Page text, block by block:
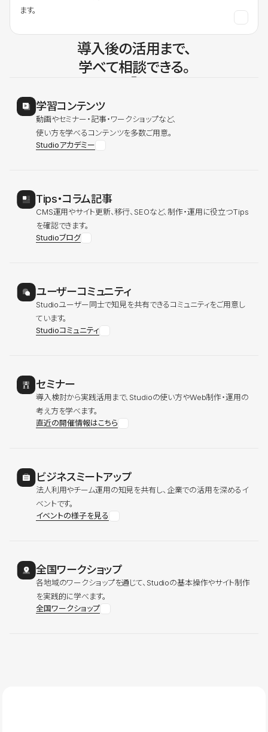
ます。
導入後の活用まで、
学べて相談できる。
学習コンテンツ
動画やセミナー・記事・ワークショップなど、
使い方を学べるコンテンツを多数ご用意。
Studioアカデミー
Tips・コラム記事
CMS運用やサイト更新、移行、SEOなど、制作・運用に役立つTips
を確認できます。
Studioブログ
ユーザーコミュニティ
Studioユーザー同士で知見を共有できるコミュニティをご用意し
ています。
Studioコミュニティ
セミナー
導入検討から実践活用まで、Studioの使い方やWeb制作・運用の
考え方を学べます。
直近の開催情報はこちら
ビジネスミートアップ
法人利用やチーム運用の知見を共有し、企業での活用を深めるイ
ベントです。
イベントの様子を見る
全国ワークショップ
各地域のワークショップを通じて、Studioの基本操作やサイト制作
を実践的に学べます。
全国ワークショップ